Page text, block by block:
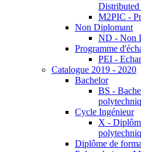
Distributed
M2PIC -
Non Diplomant
ND - Non
Programme
PEI -
Catalogue 2019 - 2020
Bachelor
BS -
Cycle Ingénieur
X -
Diplôme de